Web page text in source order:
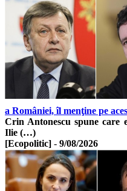
a României, îl menţine pe
Crin Antonescu spune care
Ilie (…)
[Ecopolitic] - 9/08/2026